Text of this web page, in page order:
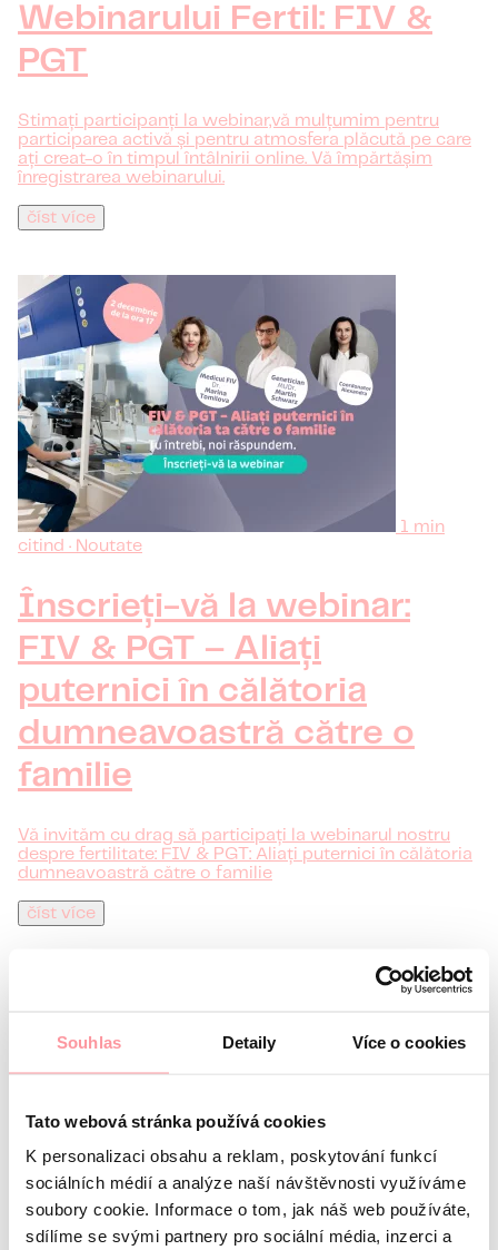
Souhlas Detaily Více o cookies
Tato webová stránka používá cookies
K personalizaci obsahu a reklam, poskytování funkcí
sociálních médií a analýze naší návštěvnosti využíváme
soubory cookie. Informace o tom, jak náš web používáte,
sdílíme se svými partnery pro sociální média, inzerci a
Webinarului Fertil: FIV &
PGT
Stimați participanți la webinar,vă mulțumim pentru
participarea activă și pentru atmosfera plăcută pe care
ați creat-o în timpul întâlnirii online. Vă împărtășim
înregistrarea webinarului.
číst více
1 min
citind · Noutate
Înscrieți-vă la webinar:
FIV & PGT – Aliați
puternici în călătoria
dumneavoastră către o
familie
Vă invităm cu drag să participați la webinarul nostru
despre fertilitate: FIV & PGT: Aliați puternici în călătoria
dumneavoastră către o familie
číst více
citind · Noutate